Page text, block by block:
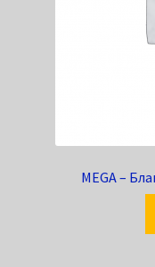
MEGA –